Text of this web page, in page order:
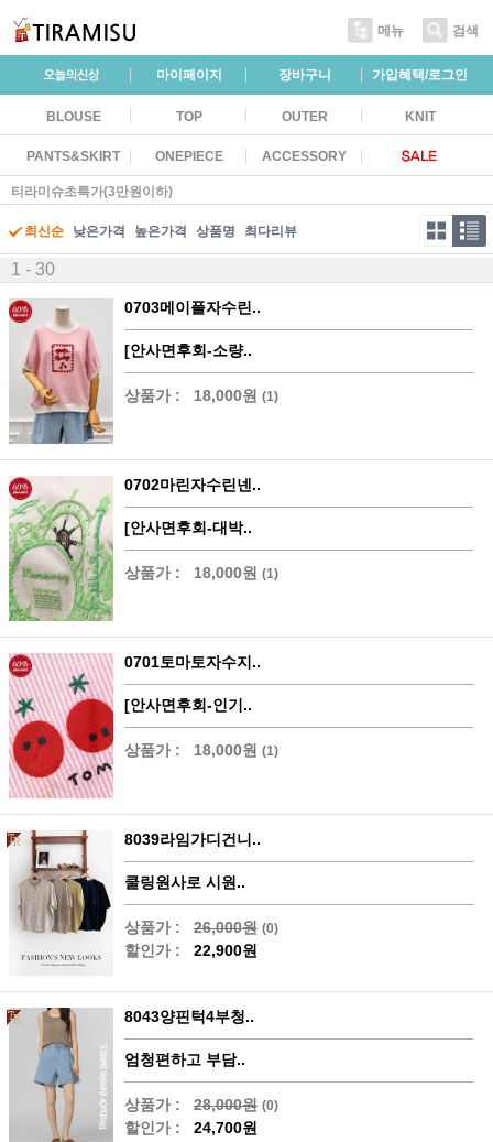
메뉴 검색
마이페이지 장바구니 가입혜택/로그인
BLOUSE TOP OUTER KNIT
PANTS&SKIRT ONEPIECE ACCESSORY
티라미슈초특가(3만원이하)
최신순 낮은가격 높은가격 상품명 최다리뷰
1 - 30
0703메이플자수린..
[안사면후회-소량..
상품가 : 18,000원 (1)
0702마린자수린넨..
[안사면후회-대박..
상품가 : 18,000원 (1)
0701토마토자수지..
[안사면후회-인기..
상품가 : 18,000원 (1)
8039라임가디건니..
쿨링원사로 시원..
상품가 : 26,000원 (0)
할인가 : 22,900원
8043양핀턱4부청..
엄청편하고 부담..
상품가 : 28,000원 (0)
할인가 : 24,700원